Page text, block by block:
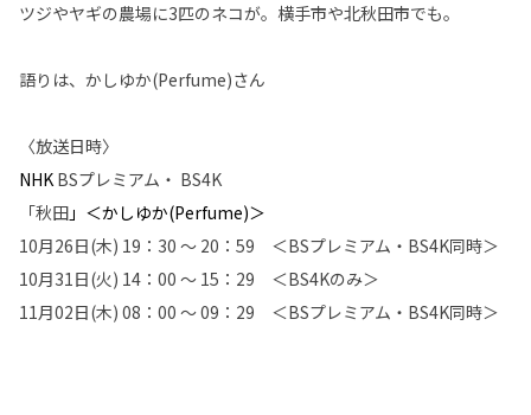
ツジやヤギの農場に3匹のネコが。横手市や北秋田市でも。
語りは、かしゆか(Perfume)さん
〈放送日時〉
NHKBSプレミアム・ BS4K
「秋田 」＜かしゆか(Perfume)＞
10月26日(木) 19：30 ～ 20：59 ＜BSプレミアム・BS4K同時＞
10月31日(火) 14：00 ～ 15：29 ＜BS4Kのみ＞
11月02日(木) 08：00 ～ 09：29 ＜BSプレミアム・BS4K同時＞